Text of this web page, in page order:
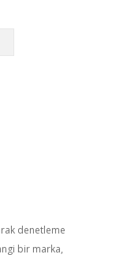
denetleme
bir marka,